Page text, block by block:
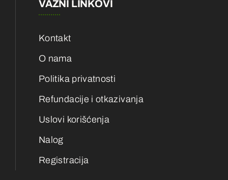
Kontakt
O nama
Politika privatnosti
Refundacije i otkazivanja
Uslovi korišćenja
Nalog
Registracija